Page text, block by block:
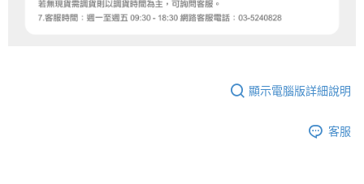
顯示電腦版詳細說明
客服